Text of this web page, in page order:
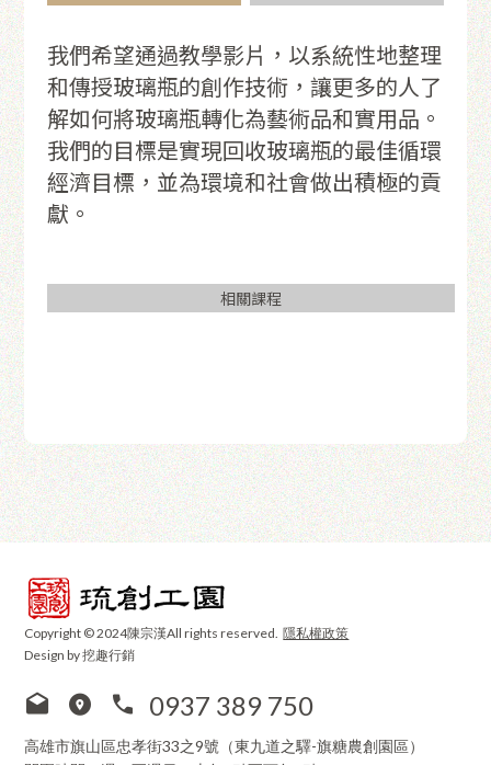
我們希望通過教學影片，以系統性地整理
和傳授玻璃瓶的創作技術，讓更多的人了
解如何將玻璃瓶轉化為藝術品和實用品。
我們的目標是實現回收玻璃瓶的最佳循環
經濟目標，並為環境和社會做出積極的貢
獻。
相關課程
Copyright © 2024陳宗漢All rights reserved.隱私權政策
Design by 挖趣行銷
0937 389 750
高雄市旗山區忠孝街33之9號（東九道之驛-旗糖農創園區）